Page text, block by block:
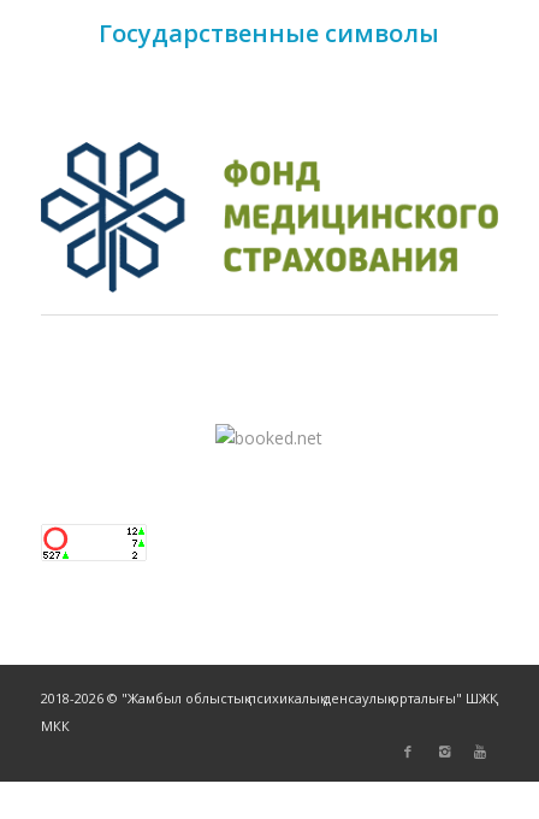
Государственные символы
2018-2026 © "Жамбыл облыстық психикалық денсаулық орталығы" ШЖҚ
МКК